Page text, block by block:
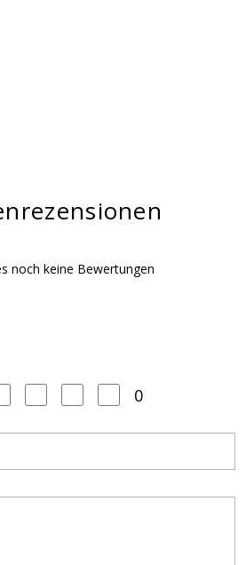
noch keine Bewertungen
0